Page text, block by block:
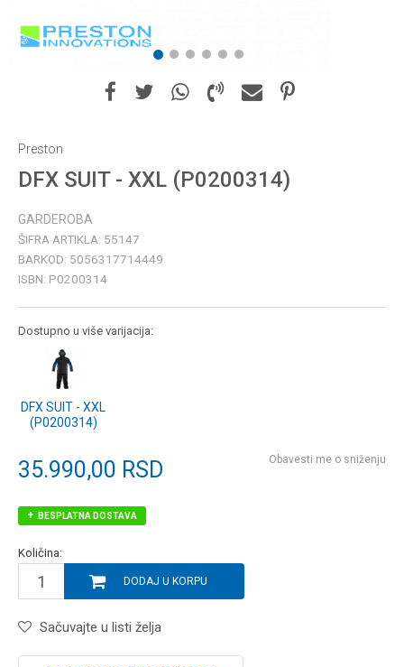
1 2 3 4 5 6
Preston
DFX SUIT - XXL (P0200314)
GARDEROBA
ŠIFRA ARTIKLA: 55147
BARKOD: 5056317714449
ISBN: P0200314
Dostupno u više varijacija:
DFX SUIT - XXL
(P0200314)
35.990,00 RSD Obavesti me o sniženju
BESPLATNA DOSTAVA
Količina:
DODAJ U KORPU
Sačuvajte u listi želja